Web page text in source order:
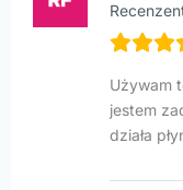
Używam
jestem
działa